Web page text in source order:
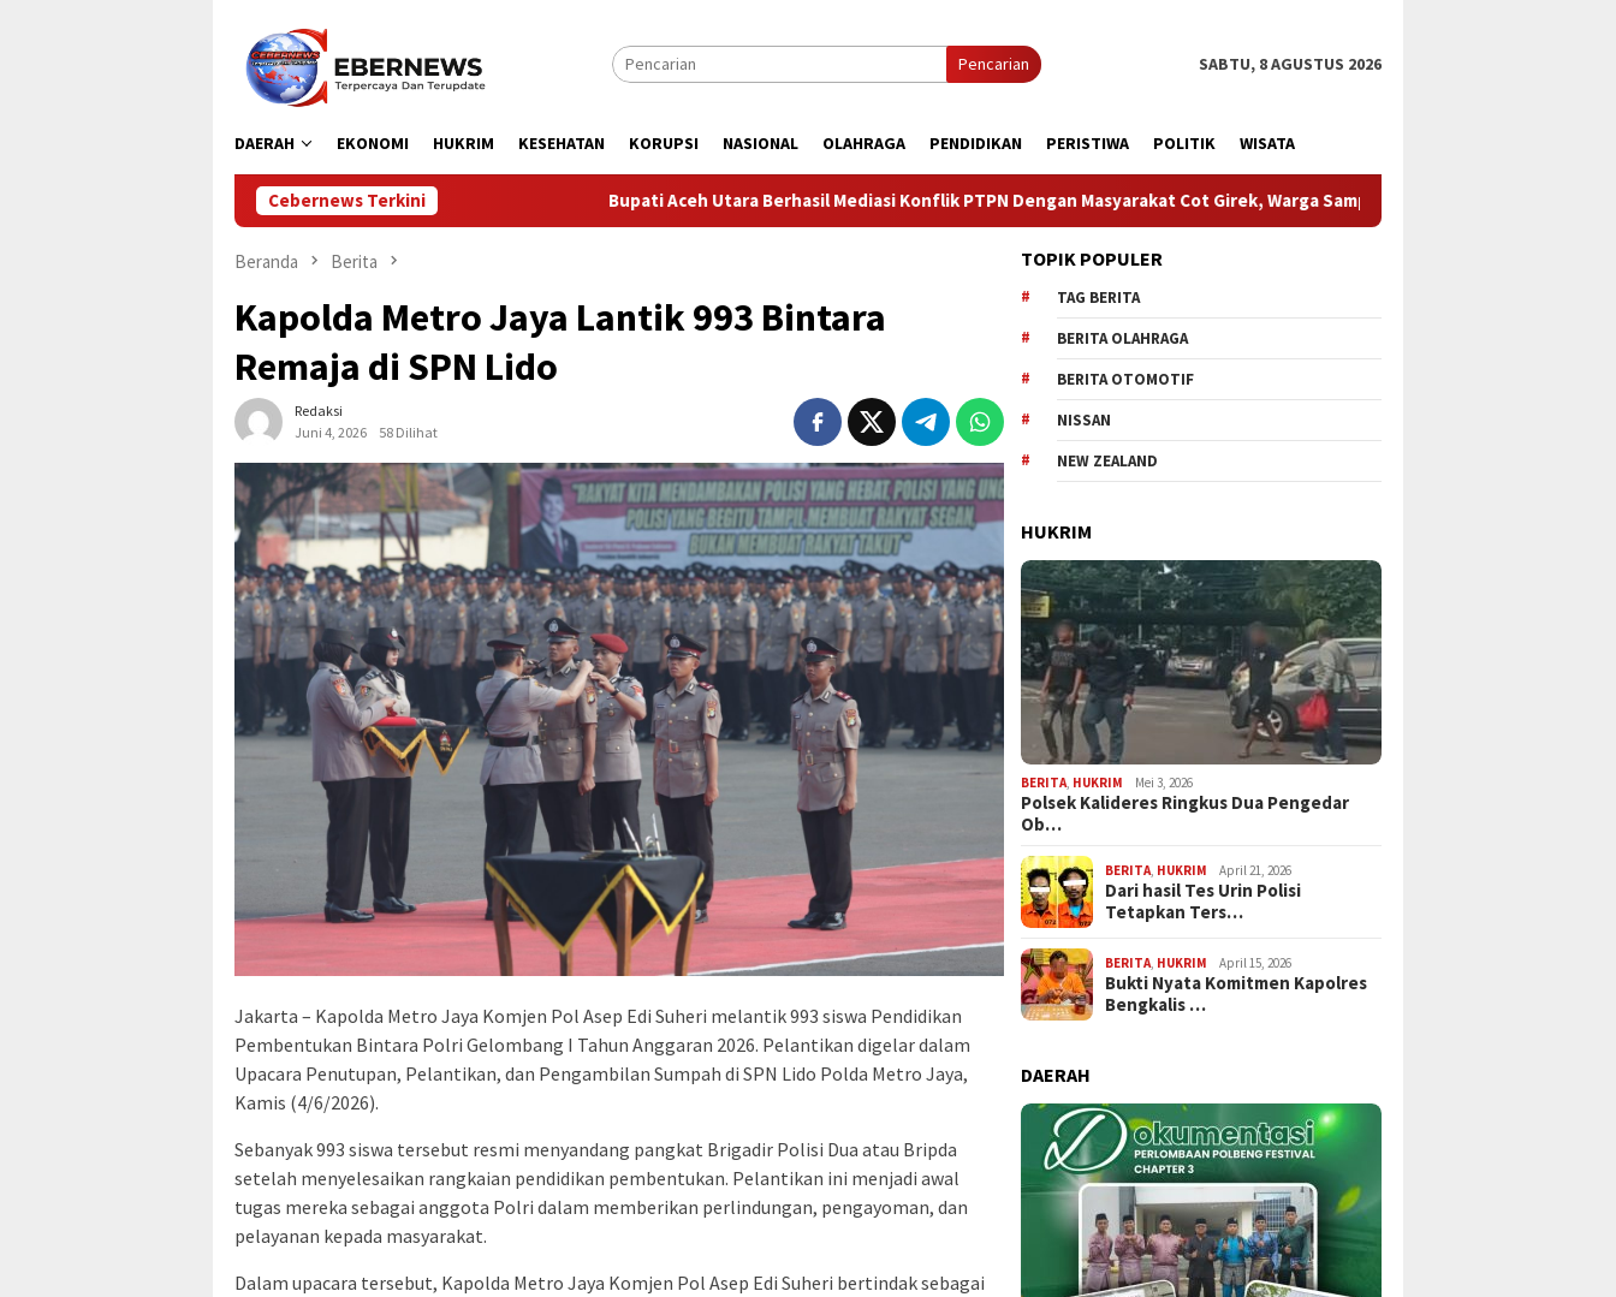
konten
Pencarian SABTU, 8 AGUSTUS 2026
DAERAH EKONOMI HUKRIM KESEHATAN KORUPSI NASIONAL OLAHRAGA PENDIDIKAN PERISTIWA POLITIK WISATA
Cebernews TerkiniBupati Aceh Utara Berhasil Mediasi Konflik PTPN Dengan Masyarakat Cot Girek, Warga Sampaikan Apresiasi HUT Ke-1 Kodam XIX Tuanku
Beranda Berita
Kapolda Metro Jaya Lantik 993 Bintara
Remaja di SPN Lido
Redaksi
Juni 4, 2026
58 Dilihat
Jakarta – Kapolda Metro Jaya Komjen Pol Asep Edi Suheri melantik 993 siswa Pendidikan
Pembentukan Bintara Polri Gelombang I Tahun Anggaran 2026. Pelantikan digelar dalam
Upacara Penutupan, Pelantikan, dan Pengambilan Sumpah di SPN Lido Polda Metro Jaya,
Kamis (4/6/2026).
Sebanyak 993 siswa tersebut resmi menyandang pangkat Brigadir Polisi Dua atau Bripda
setelah menyelesaikan rangkaian pendidikan pembentukan. Pelantikan ini menjadi awal
tugas mereka sebagai anggota Polri dalam memberikan perlindungan, pengayoman, dan
pelayanan kepada masyarakat.
Dalam upacara tersebut, Kapolda Metro Jaya Komjen Pol Asep Edi Suheri bertindak sebagai
TOPIK POPULER
TAG BERITA
BERITA OLAHRAGA
BERITA OTOMOTIF
NISSAN
NEW ZEALAND
HUKRIM
BERITA HUKRIM Mei 3, 2026
Polsek Kalideres Ringkus Dua Pengedar
Ob…
BERITA HUKRIM April 21, 2026
Dari hasil Tes Urin Polisi
Tetapkan Ters…
BERITA HUKRIM April 15, 2026
Bukti Nyata Komitmen Kapolres
Bengkalis …
DAERAH